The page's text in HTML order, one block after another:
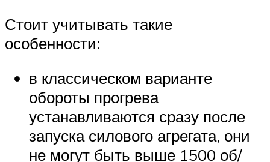
Стоит учитывать такие
особенности:
в классическом варианте
обороты прогрева
устанавливаются сразу после
запуска силового агрегата, они
не могут быть выше 1500 об/